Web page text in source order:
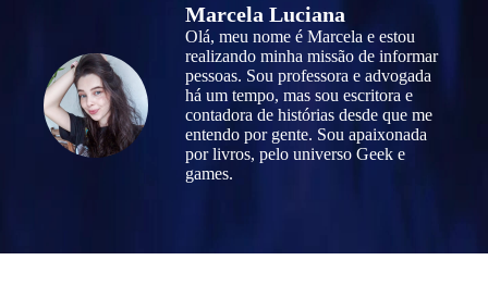
Marcela Luciana
Olá, meu nome é Marcela e estou
realizando minha missão de informar
pessoas. Sou professora e advogada
há um tempo, mas sou escritora e
contadora de histórias desde que me
entendo por gente. Sou apaixonada
por livros, pelo universo Geek e
games.